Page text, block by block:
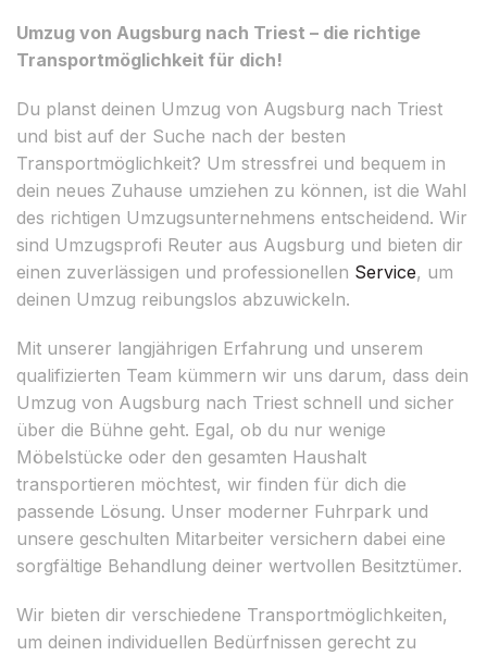
Umzug von Augsburg nach Triest – die richtige
Transportmöglichkeit für dich!
Du planst deinen Umzug von Augsburg nach Triest
und bist auf der Suche nach der besten
Transportmöglichkeit? Um stressfrei und bequem in
dein neues Zuhause umziehen zu können, ist die Wahl
des richtigen Umzugsunternehmens entscheidend. Wir
sind Umzugsprofi Reuter aus Augsburg und bieten dir
einen zuverlässigen und professionellen Service, um
deinen Umzug reibungslos abzuwickeln.
Mit unserer langjährigen Erfahrung und unserem
qualifizierten Team kümmern wir uns darum, dass dein
Umzug von Augsburg nach Triest schnell und sicher
über die Bühne geht. Egal, ob du nur wenige
Möbelstücke oder den gesamten Haushalt
transportieren möchtest, wir finden für dich die
passende Lösung. Unser moderner Fuhrpark und
unsere geschulten Mitarbeiter versichern dabei eine
sorgfältige Behandlung deiner wertvollen Besitztümer.
Wir bieten dir verschiedene Transportmöglichkeiten,
um deinen individuellen Bedürfnissen gerecht zu